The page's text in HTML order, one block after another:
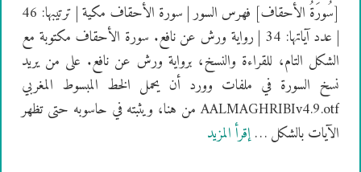
[سُورَةُ الأحقاف] فهرس السور | سورة الأحقاف مكية | ترتيبها: 46
| عدد آياتها: 34 | رواية ورش عن نافع. سورة الأحقاف مكتوبة مع
الشكل التام، للقراءة والنسخ، برواية ورش عن نافع. على من يريد
نسخ السورة في ملفات وورد أن يحمل الخط المبسوط المغربي
AALMAGHRIBIv4.9.otf من هنا، ويثبته في حاسوبه حتى تظهر
الآيات بالشكل …إقرأ المزيد